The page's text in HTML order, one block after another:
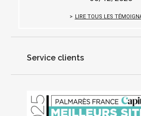
LIRE TOUS LES
Service clients